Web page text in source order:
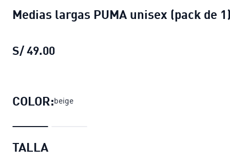
Medias largas PUMA unisex (pack de
S/ 49.00
COLOR:beige
TALLA